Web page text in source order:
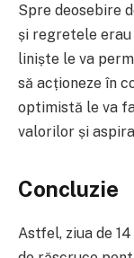
Spre deosebire
și regretele
liniște le va
să acționeze în
optimistă le va
valorilor și
Concluzie
Astfel, ziua de